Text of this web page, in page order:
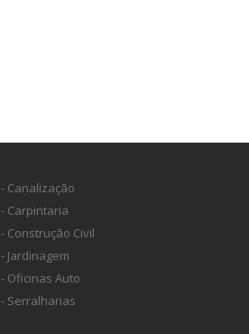
- Canalização
- Carpintaria
- Construção Civil
- Jardinagem
- Oficinas Auto
- Serralharias